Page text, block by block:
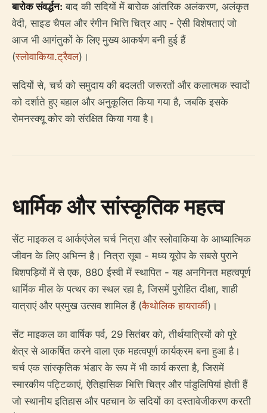
बारोक संवर्द्धन: बाद की सदियों में बारोक आंतरिक अलंकरण, अलंकृत
वेदी, साइड चैपल और रंगीन भित्ति चित्र आए - ऐसी विशेषताएं जो
आज भी आगंतुकों के लिए मुख्य आकर्षण बनी हुई हैं
(स्लोवाकिया.ट्रैवल)।
सदियों से, चर्च को समुदाय की बदलती जरूरतों और कलात्मक स्वादों
को दर्शाते हुए बहाल और अनुकूलित किया गया है, जबकि इसके
रोमनस्क्यू कोर को संरक्षित किया गया है।
धार्मिक और सांस्कृतिक महत्व
सेंट माइकल द आर्कएंजेल चर्च नित्रा और स्लोवाकिया के आध्यात्मिक
जीवन के लिए अभिन्न है। नित्रा सूबा - मध्य यूरोप के सबसे पुराने
बिशपड़ियों में से एक, 880 ईस्वी में स्थापित - यह अनगिनत महत्वपूर्ण
धार्मिक मील के पत्थर का स्थल रहा है, जिसमें पुरोहित दीक्षा, शाही
यात्राएं और प्रमुख उत्सव शामिल हैं (कैथोलिक हायरार्की)।
सेंट माइकल का वार्षिक पर्व, 29 सितंबर को, तीर्थयात्रियों को पूरे
क्षेत्र से आकर्षित करने वाला एक महत्वपूर्ण कार्यक्रम बना हुआ है।
चर्च एक सांस्कृतिक भंडार के रूप में भी कार्य करता है, जिसमें
स्मारकीय पट्टिकाएं, ऐतिहासिक भित्ति चित्र और पांडुलिपियां होती हैं
जो स्थानीय इतिहास और पहचान के सदियों का दस्तावेजीकरण करती